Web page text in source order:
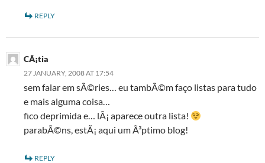
REPLY
CÃ¡tia
27 JANUARY, 2008 AT 17:54
sem falar em sÃ©ries… eu tambÃ©m faço listas para tudo
e mais alguma coisa…
fico deprimida e… lÃ¡ aparece outra lista!
parabÃ©ns, estÃ¡ aqui um Ã³ptimo blog!
REPLY